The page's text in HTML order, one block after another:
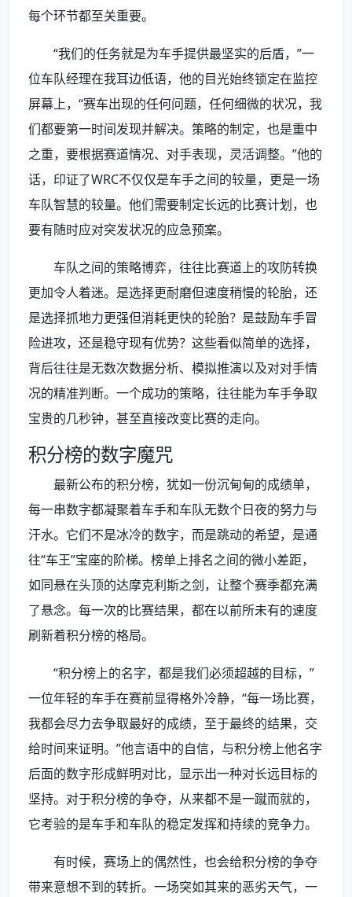
每个环节都至关重要。
“我们的任务就是为车手提供最坚实的后盾，”一
位车队经理在我耳边低语，他的目光始终锁定在监控
屏幕上，“赛车出现的任何问题，任何细微的状况，我
们都要第一时间发现并解决。策略的制定，也是重中
之重，要根据赛道情况、对手表现，灵活调整。”他的
话，印证了WRC不仅仅是车手之间的较量，更是一场
车队智慧的较量。他们需要制定长远的比赛计划，也
要有随时应对突发状况的应急预案。
车队之间的策略博弈，往往比赛道上的攻防转换
更加令人着迷。是选择更耐磨但速度稍慢的轮胎，还
是选择抓地力更强但消耗更快的轮胎？是鼓励车手冒
险进攻，还是稳守现有优势？这些看似简单的选择，
背后往往是无数次数据分析、模拟推演以及对对手情
况的精准判断。一个成功的策略，往往能为车手争取
宝贵的几秒钟，甚至直接改变比赛的走向。
积分榜的数字魔咒
最新公布的积分榜，犹如一份沉甸甸的成绩单，
每一串数字都凝聚着车手和车队无数个日夜的努力与
汗水。它们不是冰冷的数字，而是跳动的希望，是通
往“车王”宝座的阶梯。榜单上排名之间的微小差距，
如同悬在头顶的达摩克利斯之剑，让整个赛季都充满
了悬念。每一次的比赛结果，都在以前所未有的速度
刷新着积分榜的格局。
“积分榜上的名字，都是我们必须超越的目标，”
一位年轻的车手在赛前显得格外冷静，“每一场比赛，
我都会尽力去争取最好的成绩，至于最终的结果，交
给时间来证明。”他言语中的自信，与积分榜上他名字
后面的数字形成鲜明对比，显示出一种对长远目标的
坚持。对于积分榜的争夺，从来都不是一蹴而就的，
它考验的是车手和车队的稳定发挥和持续的竞争力。
有时候，赛场上的偶然性，也会给积分榜的争夺
带来意想不到的转折。一场突如其来的恶劣天气，一